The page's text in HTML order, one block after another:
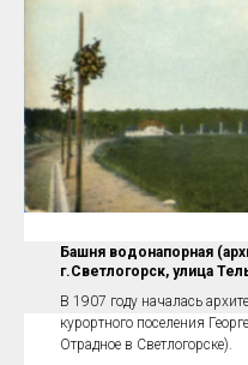
Удивительная история
звездочета"
Неспроста самой
Светлогорска давали
Бургомистра», «Охотничий
14.03.2020
Башня водонапорная
г.Светлогорск, улица
В 1907 году началась
курортного поселения
Отрадное в Светлогорске).